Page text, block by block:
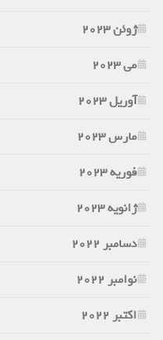
ژوئن 2023
می 2023
آوریل 2023
مارس 2023
فوریه 2023
ژانویه 2023
دسامبر 2022
نوامبر 2022
اکتبر 2022